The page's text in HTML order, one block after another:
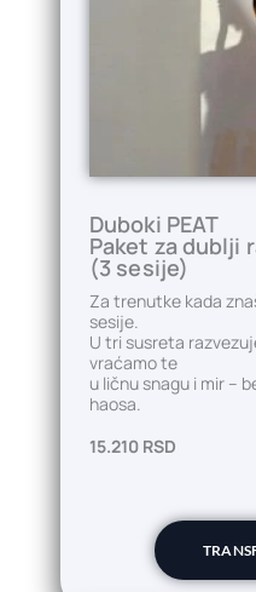
Duboki PEAT
Paket za dublji
(3 sesije)
Za trenutke kada
sesije.
U tri susreta
vraćamo te
u ličnu snagu i mir –
haosa.
15.210 RSD